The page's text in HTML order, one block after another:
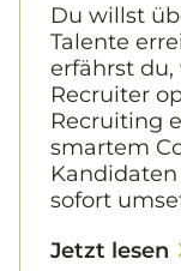
Du willst
Talente
erfährst
Recruiter
Recruiting
smartem
sofort
Jetzt lesen